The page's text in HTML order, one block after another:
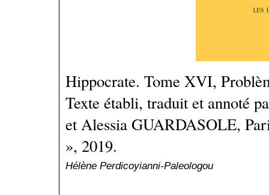
Hippocrate. Tome XVI,
Texte établi, traduit et annoté
et Alessia GUARDASOLE,
», 2019.
Hélène Perdicoyianni-Paleologou